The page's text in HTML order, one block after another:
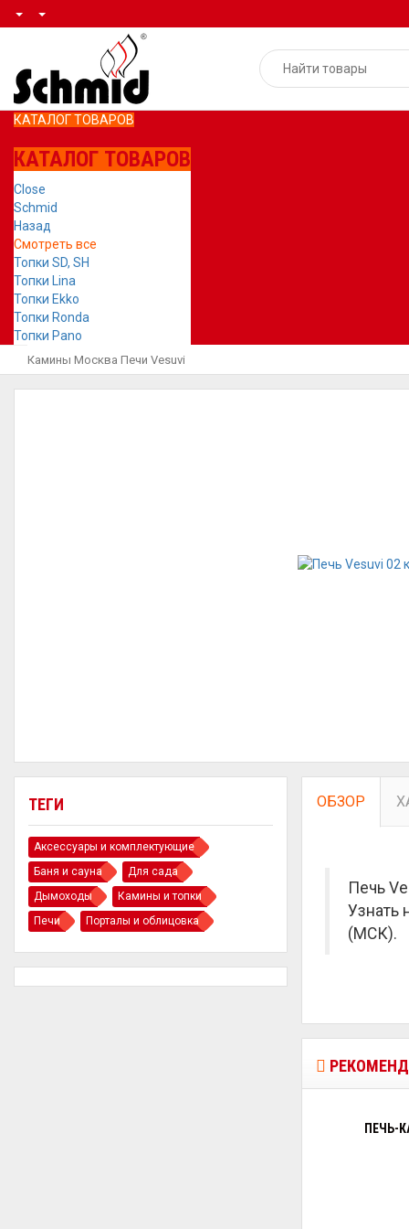
КАТАЛОГ ТОВАРОВ
КАТАЛОГ ТОВАРОВ
Close
Schmid
Назад
Смотреть все
Топки SD, SH
Топки Lina
Топки Ekko
Топки Ronda
Топки Pano
Камины Москва Печи Vesuvi
ТЕГИ
Аксессуары и комплектующие
Баня и сауна
Для сада
Дымоходы
Камины и топки
Печи
Порталы и облицовка
ОБЗОР
Печь
Узнать
(МСК).
ПЕЧЬ-